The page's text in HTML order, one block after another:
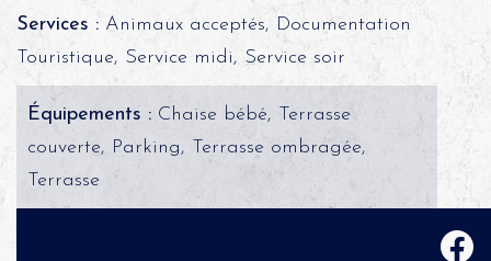
Services :Animaux acceptés, Documentation
Touristique, Service midi, Service soir
Équipements :Chaise bébé, Terrasse
couverte, Parking, Terrasse ombragée,
Terrasse